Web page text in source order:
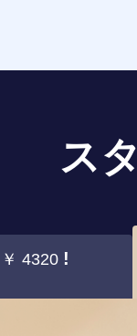
ス
￥ 4320 !